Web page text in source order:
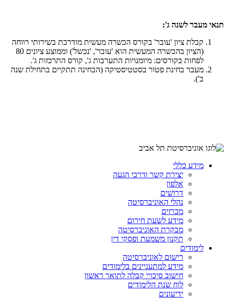
תנאי מעבר לשנה ג':
קבלת ציון 'עובר' בקורס הכשרה מעשית מודרכת בשירותי רווחה
(הציון בהכשרה המעשית הוא 'עובר', 'נכשל') וממוצע ציונים 80
לפחות בקורסים: מיומנויות התערבות ג', קורס התרכזות ג'.
מעבר בחינת פטור בסטטיסטיקה (הבחינה תתקיים בתחילת שנה
ב').
מידע כללי
יצירת קשר ודרכי הגעה
אלפון
דרושים
נהלי האוניברסיטה
מכרזים
מידע לשעת חירום
מבקרת האוניברסיטה
תקנון משמעת ופסקי דין
לימודים
רישום לאוניברסיטה
מידע למתעניינים בלימודים
חישוב סיכויי קבלה לתואר ראשון
לוח שנת הלימודים
ידיעונים